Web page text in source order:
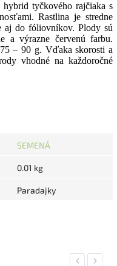
tyčkového rajčiaka s
Rastlina je stredne
aj do fóliovníkov. Plody sú
a výrazne červenú farbu.
– 90 g. Vďaka skorosti a
vhodné na každoročné
SEMENÁ
0.01 kg
Paradajky
Previous
Next